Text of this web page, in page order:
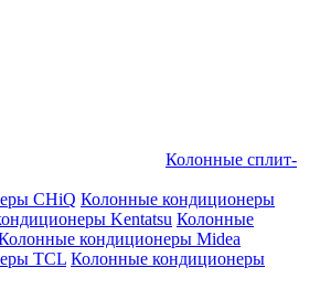
Колонные сплит-
CHiQ Колонные кондиционеры
Kentatsu Колонные
кондиционеры Midea
TCL Колонные кондиционеры